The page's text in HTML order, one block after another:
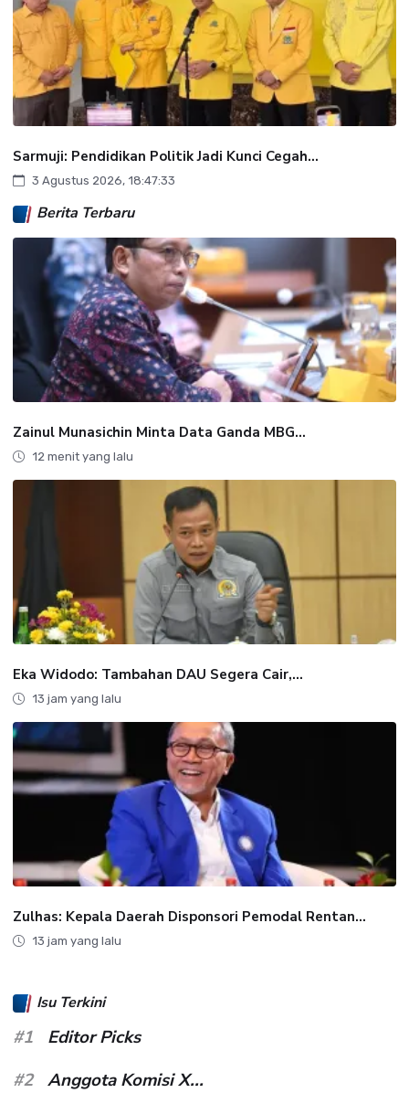
Sarmuji: Pendidikan Politik Jadi Kunci Cegah...
3 Agustus 2026, 18:47:33
Berita Terbaru
Zainul Munasichin Minta Data Ganda MBG...
12 menit yang lalu
Eka Widodo: Tambahan DAU Segera Cair,...
13 jam yang lalu
Zulhas: Kepala Daerah Disponsori Pemodal Rentan...
13 jam yang lalu
Isu Terkini
#1
Editor Picks
#2
Anggota Komisi X...